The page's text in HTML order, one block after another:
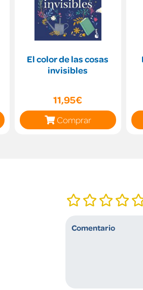
El color de las cosas
invisibles
11,95€
Comprar